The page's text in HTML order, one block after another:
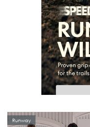
Runway